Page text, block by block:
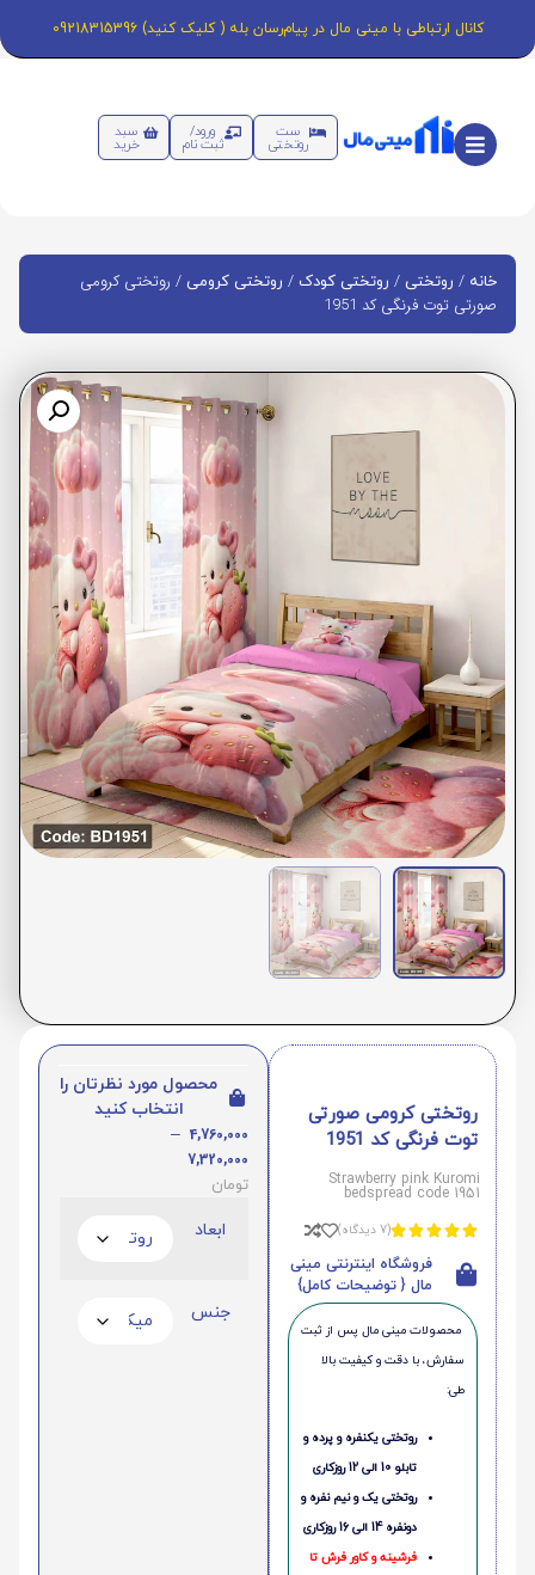
کانال ارتباطی با مینی مال در پیام‌رسان بله ( کلیک کنید) 09218315396
ست
روتختی
ورود/
ثبت نام
سبد
خرید
خانه / روتختی / روتختی کودک / روتختی کرومی / روتختی کرومی
صورتی توت فرنگی کد 1951
روتختی کرومی صورتی
توت فرنگی کد 1951
Strawberry pink Kuromi
bedspread code 1951




(7 دیدگاه)
فروشگاه اینترنتی مینی
مال { توضیحات کامل}
محصولات مینی‌ مال پس از ثبت
سفارش، با دقت و کیفیت بالا
طی:
روتختی یکنفره و پرده و
تابلو 10 الی 12 روزکاری
روتختی یک و نیم نفره و
دونفره 14 الی 16 روزکاری
فرشینه و کاور فرش تا
محصول مورد نظرتان را
انتخاب کنید
4,760,000
–
7,320,000
تومان
ابعاد
جنس